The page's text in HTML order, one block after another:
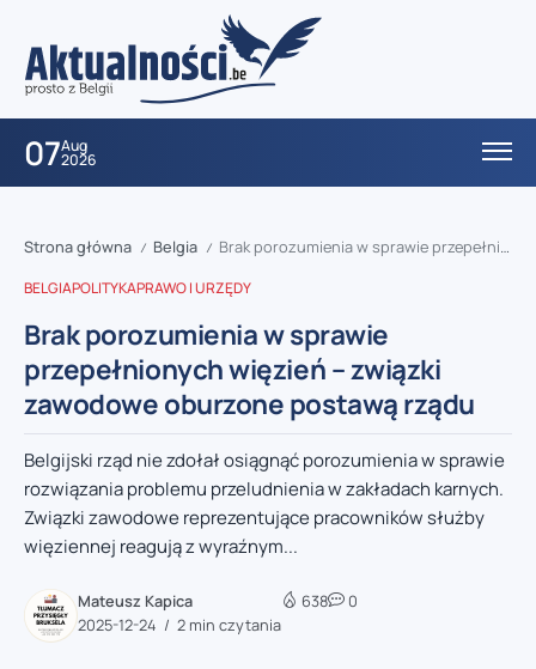
07Aug
2026
Strona główna / Belgia / Brak porozumienia w sprawie przepełnionych więzień – związki zawodowe oburzone postawą rządu
BELGIAPOLITYKAPRAWO I URZĘDY
Brak porozumienia w sprawie
przepełnionych więzień – związki
zawodowe oburzone postawą rządu
Belgijski rząd nie zdołał osiągnąć porozumienia w sprawie
rozwiązania problemu przeludnienia w zakładach karnych.
Związki zawodowe reprezentujące pracowników służby
więziennej reagują z wyraźnym...
Mateusz Kapica
2025-12-24
2 min czytania
638 0